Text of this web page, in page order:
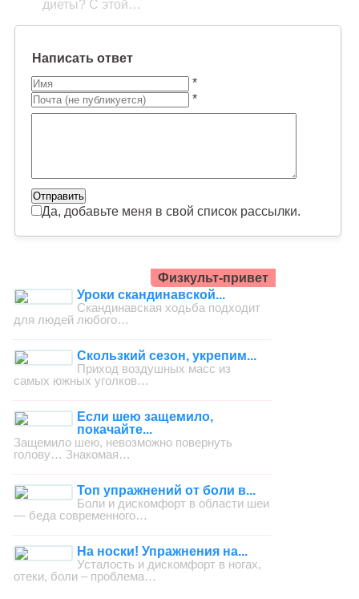
диеты? С этой…
Написать ответ
*
*
Да, добавьте меня в свой список рассылки.
Физкульт-привет
Уроки скандинавской...
Скандинавская ходьба подходит
для людей любого…
Скользкий сезон, укрепим...
Приход воздушных масс из
самых южных уголков…
Если шею защемило,
покачайте...
Защемило шею, невозможно повернуть
голову… Знакомая…
Топ упражнений от боли в...
Боли и дискомфорт в области шеи
— беда современного…
На носки! Упражнения на...
Усталость и дискомфорт в ногах,
отеки, боли – проблема…